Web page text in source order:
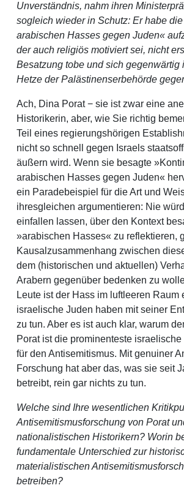
Unverständnis, nahm ihren
sogleich wieder in Schutz: Er habe
arabischen Hasses gegen Juden«
der auch religiös motiviert sei, nicht
Besatzung tobe und sich gegenwärtig
Hetze der Palästinenserbehörde
Ach, Dina Porat − sie ist zwar eine
Historikerin, aber, wie Sie richtig
Teil eines regierungshörigen
nicht so schnell gegen Israels
äußern wird. Wenn sie besagte
arabischen Hasses gegen Juden«
ein Paradebeispiel für die Art und
ihresgleichen argumentieren: Nie
einfallen lassen, über den Kontext
»arabischen Hasses« zu reflektieren,
Kausalzusammenhang zwischen
dem (historischen und aktuellen)
Arabern gegenüber bedenken zu
Leute ist der Hass im luftleeren Raum
israelische Juden haben mit seiner
zu tun. Aber es ist auch klar, warum
Porat ist die prominenteste
für den Antisemitismus. Mit genuiner
Forschung hat aber das, was sie seit
betreibt, rein gar nichts zu tun.
Welche sind Ihre wesentlichen
Antisemitismusforschung von Porat
nationalistischen Historikern? Worin
fundamentale Unterschied zur
materialistischen
betreiben?